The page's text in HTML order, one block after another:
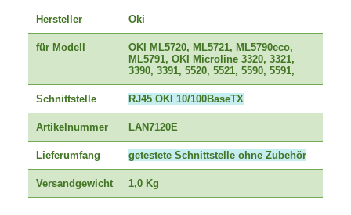
Hersteller Oki
für Modell
OKI ML5720, ML5721, ML5790eco,
ML5791, OKI Microline 3320, 3321,
3390, 3391, 5520, 5521, 5590, 5591,
Schnittstelle RJ45 OKI 10/100BaseTX
Artikelnummer LAN7120E
Lieferumfang getestete Schnittstelle ohne Zubehör
Versandgewicht 1,0 Kg